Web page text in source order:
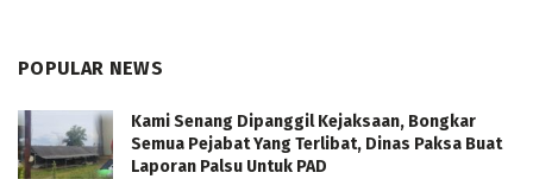
POPULAR NEWS
Kami Senang Dipanggil Kejaksaan, Bongkar
Semua Pejabat Yang Terlibat, Dinas Paksa Buat
Laporan Palsu Untuk PAD